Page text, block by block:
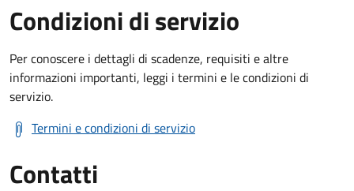
Condizioni di servizio
Per conoscere i dettagli di scadenze, requisiti e altre
informazioni importanti, leggi i termini e le condizioni di
servizio.
Termini e condizioni di servizio
Contatti